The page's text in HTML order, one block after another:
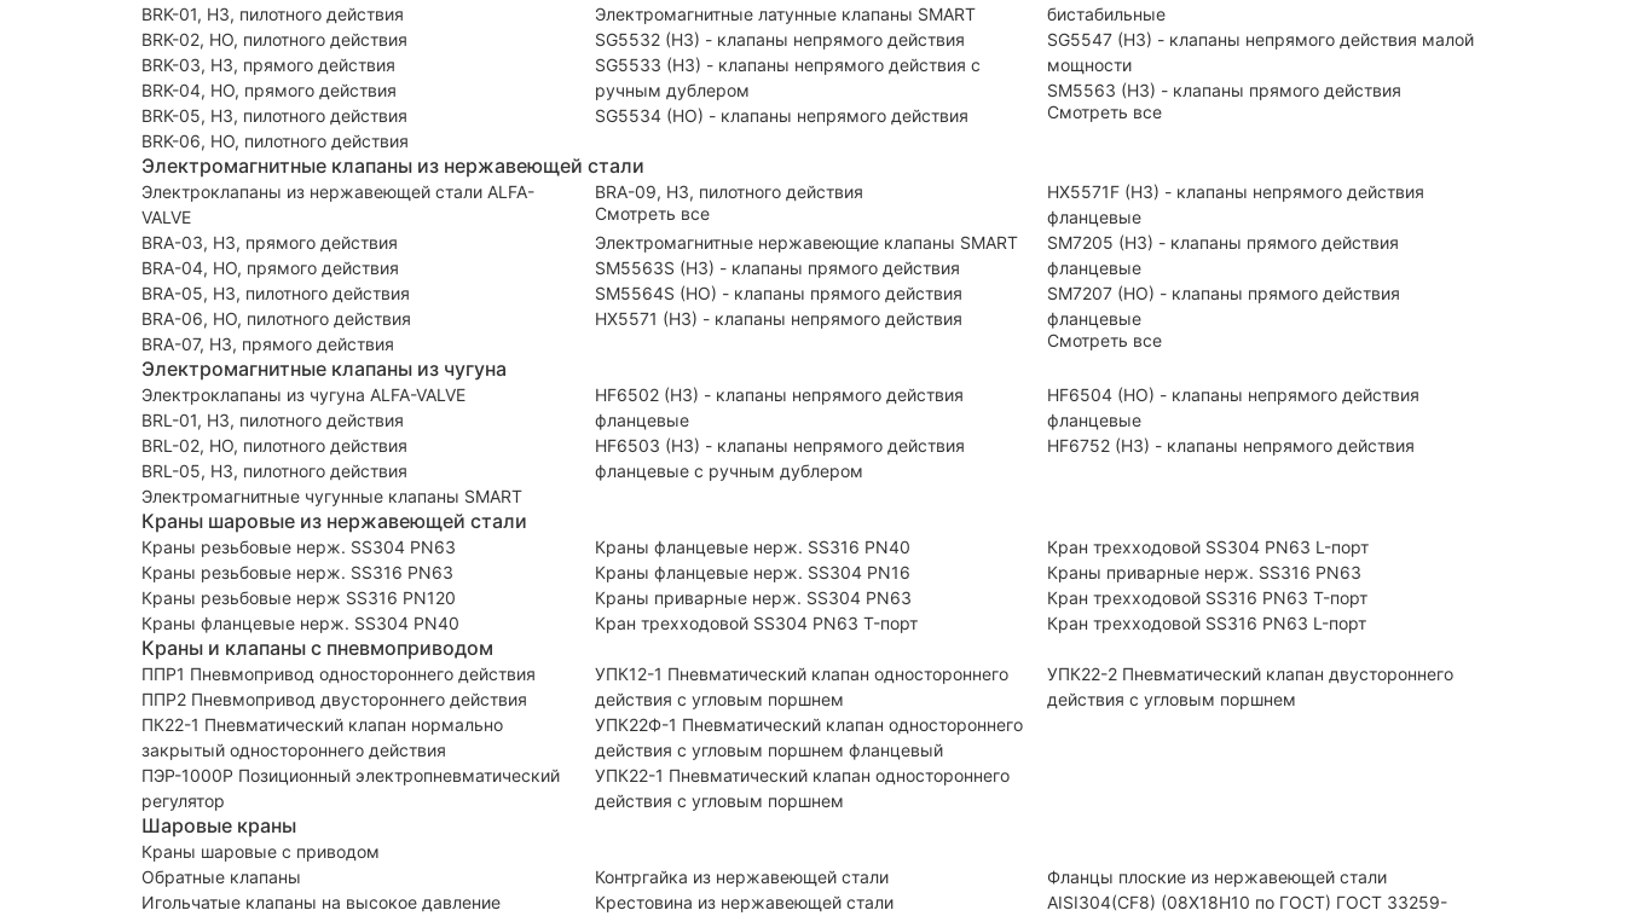
BRK-01, НЗ, пилотного действия
BRK-02, НО, пилотного действия
BRK-03, НЗ, прямого действия
BRK-04, НО, прямого действия
BRK-05, НЗ, пилотного действия
BRK-06, НО, пилотного действия
Электромагнитные латунные клапаны SMART
SG5532 (НЗ) - клапаны непрямого действия
SG5533 (НЗ) - клапаны непрямого действия с
ручным дублером
SG5534 (НО) - клапаны непрямого действия
бистабильные
SG5547 (НЗ) - клапаны непрямого действия малой
мощности
SM5563 (НЗ) - клапаны прямого действия
Смотреть все
Электромагнитные клапаны из нержавеющей стали
Электроклапаны из нержавеющей стали ALFA-
VALVE
BRA-03, НЗ, прямого действия
BRA-04, НО, прямого действия
BRA-05, НЗ, пилотного действия
BRA-06, НО, пилотного действия
BRA-07, НЗ, прямого действия
BRA-09, НЗ, пилотного действия
Смотреть все
Электромагнитные нержавеющие клапаны SMART
SM5563S (НЗ) - клапаны прямого действия
SM5564S (НО) - клапаны прямого действия
HX5571 (НЗ) - клапаны непрямого действия
HX5571F (НЗ) - клапаны непрямого действия
фланцевые
SM7205 (НЗ) - клапаны прямого действия
фланцевые
SM7207 (НО) - клапаны прямого действия
фланцевые
Смотреть все
Электромагнитные клапаны из чугуна
Электроклапаны из чугуна ALFA-VALVE
BRL-01, НЗ, пилотного действия
BRL-02, НО, пилотного действия
BRL-05, НЗ, пилотного действия
Электромагнитные чугунные клапаны SMART
HF6502 (НЗ) - клапаны непрямого действия
фланцевые
HF6503 (Н3) - клапаны непрямого действия
фланцевые с ручным дублером
HF6504 (НО) - клапаны непрямого действия
фланцевые
HF6752 (НЗ) - клапаны непрямого действия
Краны шаровые из нержавеющей стали
Краны резьбовые нерж. SS304 PN63
Краны резьбовые нерж. SS316 PN63
Краны резьбовые нерж SS316 PN120
Краны фланцевые нерж. SS304 PN40
Краны фланцевые нерж. SS316 PN40
Краны фланцевые нерж. SS304 PN16
Краны приварные нерж. SS304 PN63
Кран трехходовой SS304 PN63 T-порт
Кран трехходовой SS304 PN63 L-порт
Краны приварные нерж. SS316 PN63
Кран трехходовой SS316 PN63 T-порт
Кран трехходовой SS316 PN63 L-порт
Краны и клапаны с пневмоприводом
ППР1 Пневмопривод одностороннего действия
ППР2 Пневмопривод двустороннего действия
ПК22-1 Пневматический клапан нормально
закрытый одностороннего действия
ПЭР-1000Р Позиционный электропневматический
регулятор
УПК12-1 Пневматический клапан одностороннего
действия с угловым поршнем
УПК22Ф-1 Пневматический клапан одностороннего
действия с угловым поршнем фланцевый
УПК22-1 Пневматический клапан одностороннего
действия с угловым поршнем
УПК22-2 Пневматический клапан двустороннего
действия с угловым поршнем
Шаровые краны
Краны шаровые с приводом
Обратные клапаны
Игольчатые клапаны на высокое давление
Контргайка из нержавеющей стали
Крестовина из нержавеющей стали
Фланцы плоские из нержавеющей стали
AISI304(CF8) (08Х18Н10 по ГОСТ) ГОСТ 33259-